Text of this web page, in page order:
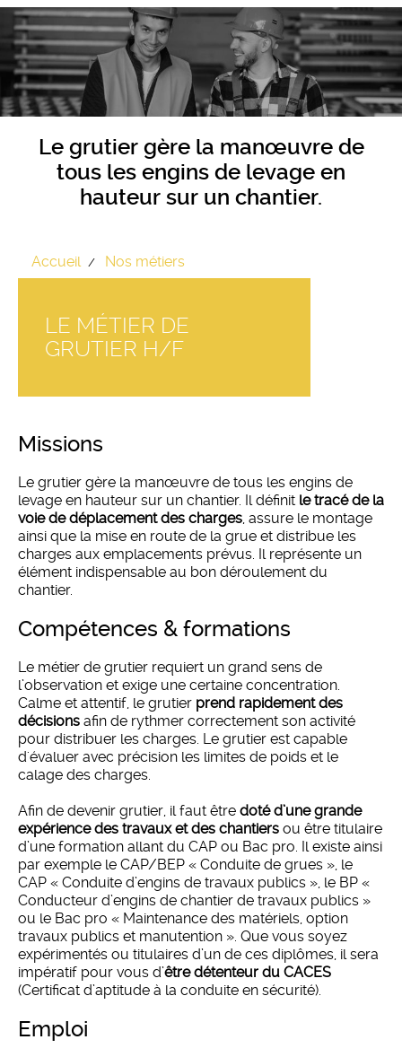
Le grutier gère la manœuvre de
tous les engins de levage en
hauteur sur un chantier.
Accueil Nos métiers
LE MÉTIER DE
GRUTIER H/F
missions
Le grutier gère la manœuvre de tous les engins de
levage en hauteur sur un chantier. Il définit le tracé de la
voie de déplacement des charges , assure le montage
ainsi que la mise en route de la grue et distribue les
charges aux emplacements prévus. Il représente un
élément indispensable au bon déroulement du
chantier.
compétences & formations
Le métier de grutier requiert un grand sens de
l’observation et exige une certaine concentration.
Calme et attentif, le grutier prend rapidement des
décisions afin de rythmer correctement son activité
pour distribuer les charges. Le grutier est capable
d'évaluer avec précision les limites de poids et le
calage des charges.
Afin de devenir grutier, il faut être doté d’une grande
expérience des travaux et des chantiers ou être titulaire
d’une formation allant du CAP ou Bac pro. Il existe ainsi
par exemple le CAP/BEP « Conduite de grues », le
CAP « Conduite d’engins de travaux publics », le BP «
Conducteur d’engins de chantier de travaux publics »
ou le Bac pro « Maintenance des matériels, option
travaux publics et manutention ». Que vous soyez
expérimentés ou titulaires d’un de ces diplômes, il sera
impératif pour vous d’être détenteur du CACES
(Certificat d’aptitude à la conduite en sécurité).
emploi